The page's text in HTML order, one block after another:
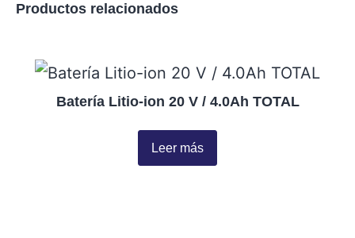
Productos relacionados
Batería Litio-ion 20 V / 4.0Ah TOTAL
Leer más